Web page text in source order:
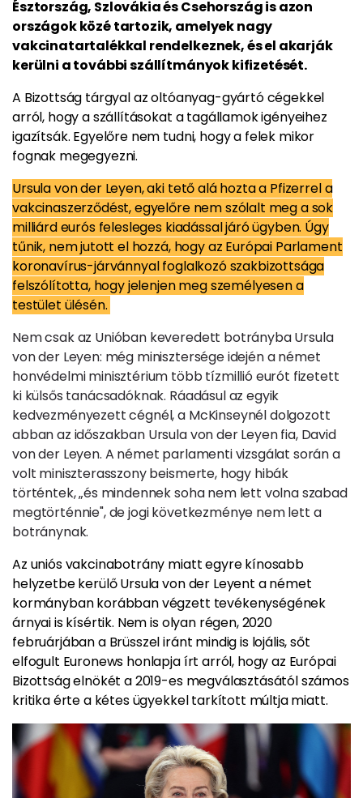
Észtország, Szlovákia és Csehország is azon
országok közé tartozik, amelyek nagy
vakcinatartalékkal rendelkeznek, és el akarják
kerülni a további szállítmányok kifizetését.
A Bizottság tárgyal az oltóanyag-gyártó cégekkel
arról, hogy a szállításokat a tagállamok igényeihez
igazítsák. Egyelőre nem tudni, hogy a felek mikor
fognak megegyezni.
Ursula von der Leyen, aki tető alá hozta a Pfizerrel a
vakcinaszerződést, egyelőre nem szólalt meg a sok
milliárd eurós felesleges kiadással járó ügyben. Úgy
tűnik, nem jutott el hozzá, hogy az Európai Parlament
koronavírus-járvánnyal foglalkozó szakbizottsága
felszólította, hogy jelenjen meg személyesen a
testület ülésén.
Nem csak az Unióban keveredett botrányba Ursula
von der Leyen: még minisztersége idején a német
honvédelmi minisztérium több tízmillió eurót fizetett
ki külsős tanácsadóknak. Ráadásul az egyik
kedvezményezett cégnél, a McKinseynél dolgozott
abban az időszakban Ursula von der Leyen fia, David
von der Leyen. A német parlamenti vizsgálat során a
volt miniszterasszony beismerte, hogy hibák
történtek, „és mindennek soha nem lett volna szabad
megtörténnie", de jogi következménye nem lett a
botránynak.
Az uniós vakcinabotrány miatt egyre kínosabb
helyzetbe kerülő Ursula von der Leyent a német
kormányban korábban végzett tevékenységének
árnyai is kísértik. Nem is olyan régen, 2020
februárjában a Brüsszel iránt mindig is lojális, sőt
elfogult Euronews honlapja írt arról, hogy az Európai
Bizottság elnökét a 2019-es megválasztásától számos
kritika érte a kétes ügyekkel tarkított múltja miatt.